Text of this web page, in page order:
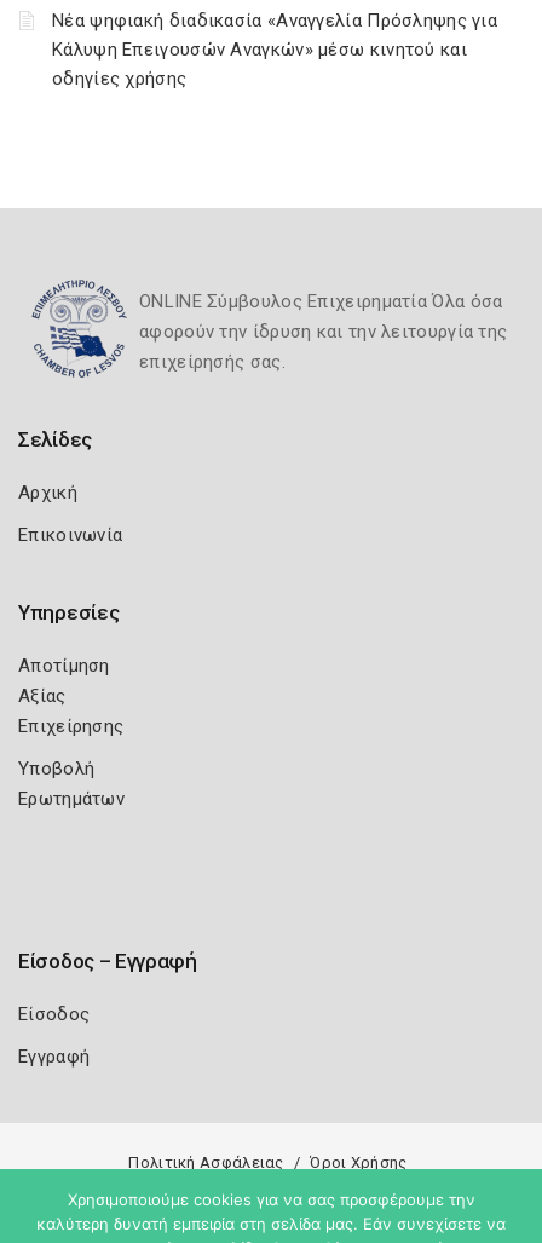
Νέα ψηφιακή διαδικασία «Αναγγελία Πρόσληψης για
Κάλυψη Επειγουσών Αναγκών» μέσω κινητού και
οδηγίες χρήσης
ONLINE Σύμβουλος Επιχειρηματία Όλα όσα
αφορούν την ίδρυση και την λειτουργία της
επιχείρησής σας.
Σελίδες
Αρχική
Επικοινωνία
Υπηρεσίες
Αποτίμηση
Αξίας
Επιχείρησης
Υποβολή
Ερωτημάτων
Είσοδος – Εγγραφή
Είσοδος
Εγγραφή
Πολιτική Ασφάλειας Όροι Χρήσης
Copyright 2026 Knowledge A.E.
Χρησιμοποιούμε cookies για να σας προσφέρουμε την
καλύτερη δυνατή εμπειρία στη σελίδα μας. Εάν συνεχίσετε να